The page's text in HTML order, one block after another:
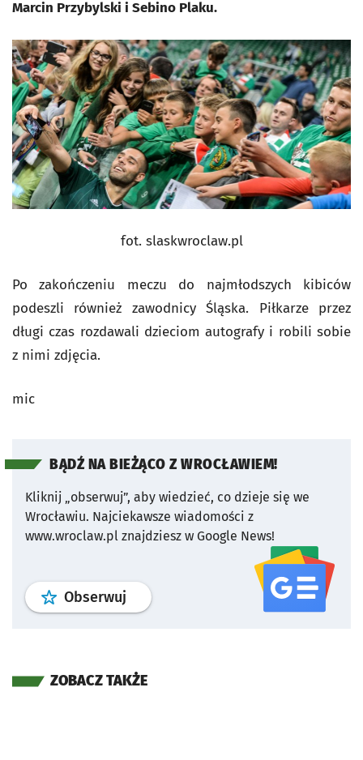
Marcin Przybylski i Sebino Plaku.
fot. slaskwroclaw.pl
Po zakończeniu meczu do najmłodszych kibiców
podeszli również zawodnicy Śląska. Piłkarze przez
długi czas rozdawali dzieciom autografy i robili sobie
z nimi zdjęcia.
mic
BĄDŹ NA BIEŻĄCO Z WROCŁAWIEM!
Kliknij „obserwuj”, aby wiedzieć, co dzieje się we
Wrocławiu. Najciekawsze wiadomości z
www.wroclaw.pl znajdziesz w Google News!
Obserwuj profil serwisu
ZOBACZ TAKŻE